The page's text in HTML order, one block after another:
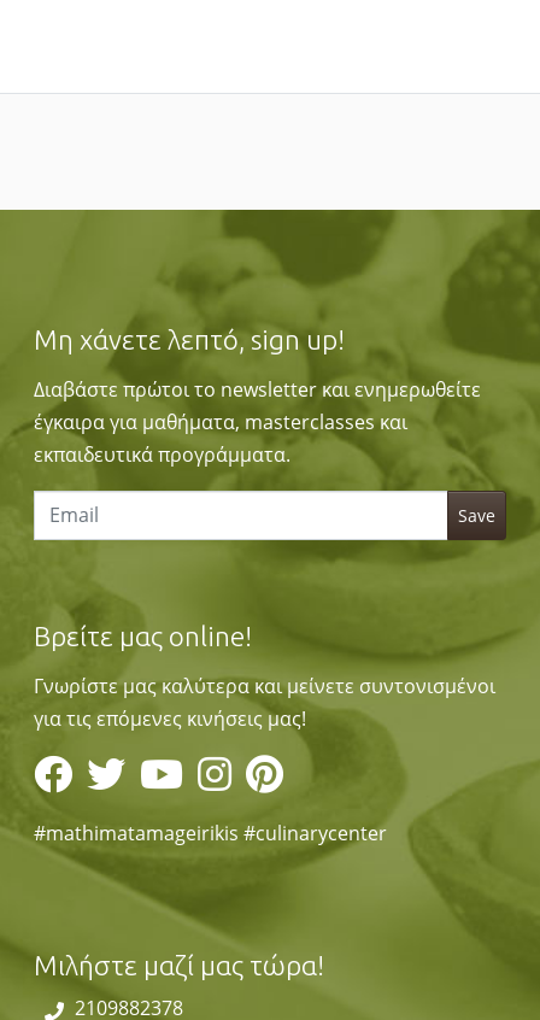
Μη χάνετε λεπτό, sign up!
Διαβάστε πρώτοι το newsletter και ενημερωθείτε
έγκαιρα για μαθήματα, masterclasses και
εκπαιδευτικά προγράμματα.
Βρείτε μας online!
Γνωρίστε μας καλύτερα και μείνετε συντονισμένοι
για τις επόμενες κινήσεις μας!
#mathimatamageirikis #culinarycenter
Μιλήστε μαζί μας τώρα!
2109882378